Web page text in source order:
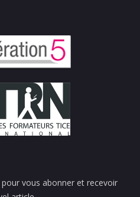
vous abonner et recevoir